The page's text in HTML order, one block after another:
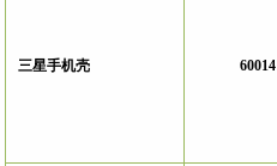
三星手机壳 60014